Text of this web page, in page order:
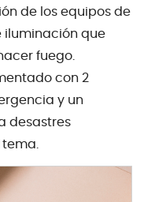
de los equipos de
iluminación que
fuego.
con 2
y un
desastres